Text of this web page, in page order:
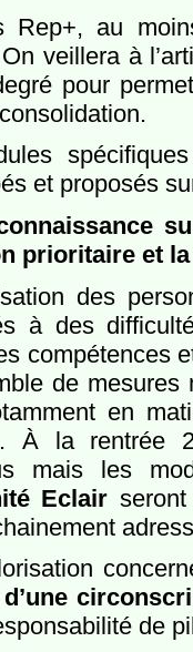
Rep+, au
veillera à
pour
et proposés
prioritaire et
des
à des
compétences
de
en
À la rentrée
mais les
Eclair
de